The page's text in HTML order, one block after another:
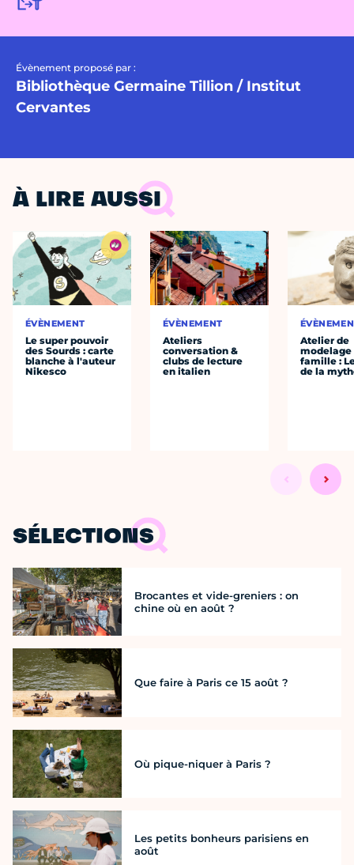
Évènement proposé par :
Bibliothèque Germaine Tillion / Institut
Cervantes
À LIRE AUSSI
ÉVÈNEMENT
Le super pouvoir
des Sourds : carte
blanche à l'auteur
Nikesco
ÉVÈNEMENT
Ateliers
conversation &
clubs de lecture
en italien
Atelier de
modelage
famille :
de la
SÉLECTIONS
Brocantes et vide-greniers : on
chine où en août ?
Que faire à Paris ce 15 août ?
Où pique-niquer à Paris ?
Les petits bonheurs parisiens en
août